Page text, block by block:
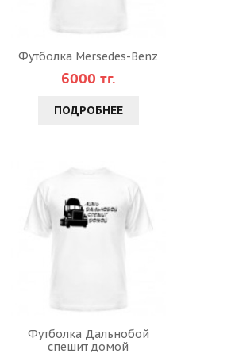
Футболка Mersedes-Benz
6000 тг.
ПОДРОБНЕЕ
Футболка Дальнобой
спешит домой